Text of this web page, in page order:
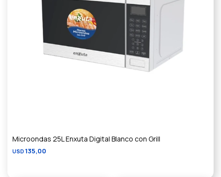
Microondas 25L Enxuta Digital Blanco con Grill
USD 135,00